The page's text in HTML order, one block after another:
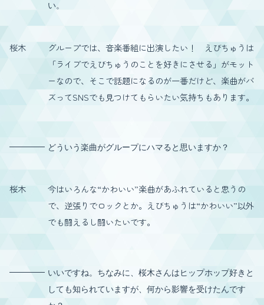
い。
桜木
グループでは、音楽番組に出演したい！ えびちゅうは
「ライブでえびちゅうのことを好きにさせる」がモット
ーなので、そこで話題になるのが一番だけど、楽曲がバ
ズってSNSでも見つけてもらいたい気持ちもあります。
どういう楽曲がグループにハマると思いますか？
桜木
今はいろんな“かわいい”楽曲があふれていると思うの
で、逆張りでロックとか。えびちゅうは“かわいい”以外
でも闘えるし闘いたいです。
いいですね。ちなみに、桜木さんはヒップホップ好きと
しても知られていますが、何から影響を受けたんです